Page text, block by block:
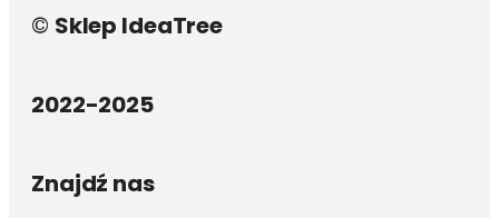
© Sklep IdeaTree
2022-2025
Znajdź nas